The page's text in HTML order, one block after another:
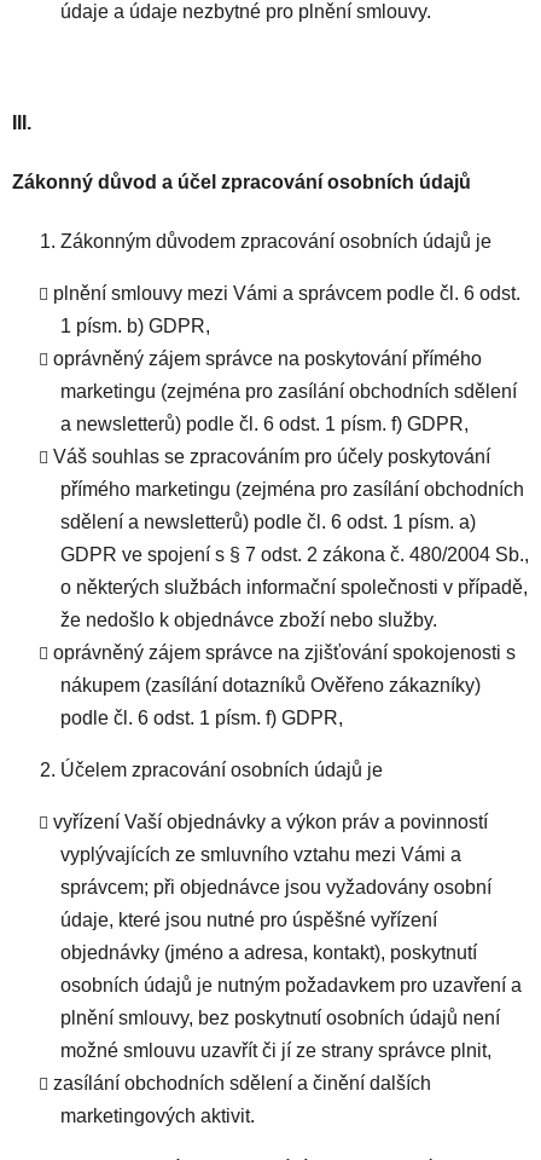
údaje a údaje nezbytné pro plnění smlouvy.
III.
Zákonný důvod a účel zpracování osobních údajů
Zákonným důvodem zpracování osobních údajů je
plnění smlouvy mezi Vámi a správcem podle čl. 6 odst.
1 písm. b) GDPR,
oprávněný zájem správce na poskytování přímého
marketingu (zejména pro zasílání obchodních sdělení
a newsletterů) podle čl. 6 odst. 1 písm. f) GDPR,
Váš souhlas se zpracováním pro účely poskytování
přímého marketingu (zejména pro zasílání obchodních
sdělení a newsletterů) podle čl. 6 odst. 1 písm. a)
GDPR ve spojení s § 7 odst. 2 zákona č. 480/2004 Sb.,
o některých službách informační společnosti v případě,
že nedošlo k objednávce zboží nebo služby.
oprávněný zájem správce na zjišťování spokojenosti s
nákupem (zasílání dotazníků Ověřeno zákazníky)
podle čl. 6 odst. 1 písm. f) GDPR,
Účelem zpracování osobních údajů je
vyřízení Vaší objednávky a výkon práv a povinností
vyplývajících ze smluvního vztahu mezi Vámi a
správcem; při objednávce jsou vyžadovány osobní
údaje, které jsou nutné pro úspěšné vyřízení
objednávky (jméno a adresa, kontakt), poskytnutí
osobních údajů je nutným požadavkem pro uzavření a
plnění smlouvy, bez poskytnutí osobních údajů není
možné smlouvu uzavřít či jí ze strany správce plnit,
zasílání obchodních sdělení a činění dalších
marketingových aktivit.